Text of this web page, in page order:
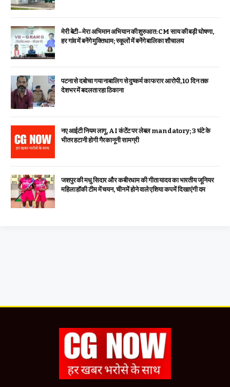
मेरी बेटी–मेरा अभिमान अभियान की शुरुआत: CM साय की बड़ी घोषणा,
हर गांव में बनेंगे मुक्तिधाम; स्कूलों में बनेंगे बालिका शौचालय
पटना से दबोचा गया नाबालिग से दुष्कर्म का फरार आरोपी, 10 दिन तक
देशभर में बदलता रहा ठिकाना
नए आईटी नियम लागू, AI कंटेंट पर लेबल mandatory; 3 घंटे के
भीतर हटानी होगी गैरकानूनी सामग्री
जशपुर की मधु सिदार और कबीरधाम की गीता यादव का भारतीय जूनियर
महिला हॉकी टीम में चयन, चीन में होने वाले एशिया कप में दिखाएंगी दम